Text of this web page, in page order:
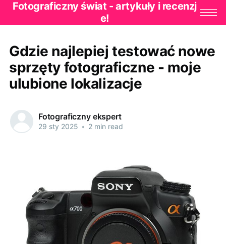
Fotograficzny świat - artykuły i recenzj
e!
Gdzie najlepiej testować nowe
sprzęty fotograficzne - moje
ulubione lokalizacje
Fotograficzny ekspert
29 sty 2025 • 2 min read